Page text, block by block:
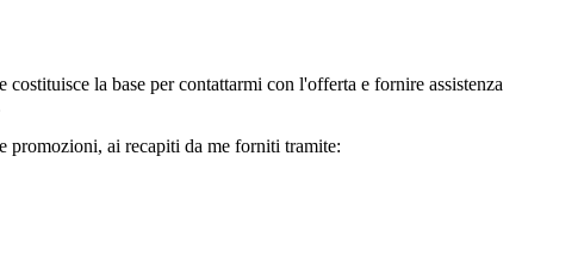
la base per contattarmi con l'offerta e fornire assistenza
ai recapiti da me forniti tramite: